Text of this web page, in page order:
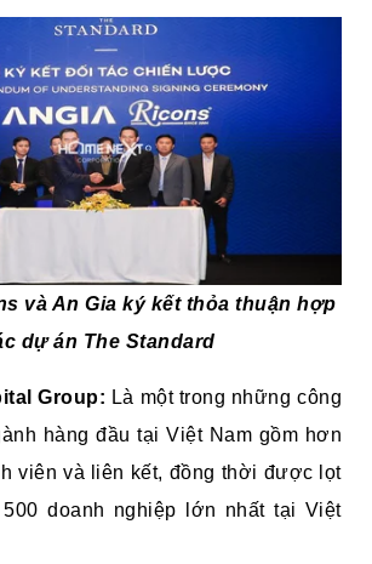
và An Gia ký kết thỏa thuận hợp
dự án The Standard
Group: Là một trong những công
hàng đầu tại Việt Nam gồm hơn
viên và liên kết, đồng thời được lọt
doanh nghiệp lớn nhất tại Việt